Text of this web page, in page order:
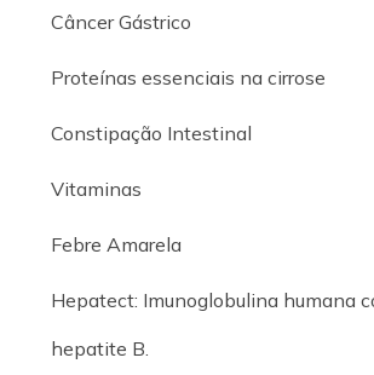
Câncer Gástrico
Proteínas essenciais na cirrose
Constipação Intestinal
Vitaminas
Febre Amarela
Hepatect: Imunoglobulina humana
hepatite B.